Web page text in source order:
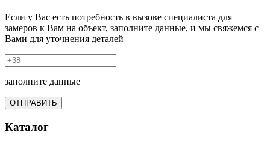
Если у Вас есть потребность в вызове специалиста для
замеров к Вам на объект, заполните данные, и мы свяжемся с
Вами для уточнения деталей
заполните данные
ОТПРАВИТЬ
Каталог